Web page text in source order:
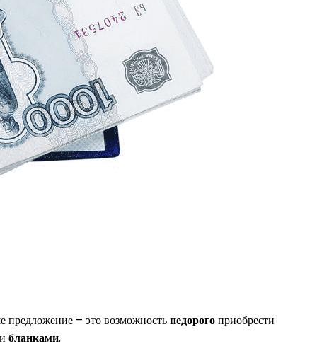
предложение – это возможностьнедорогоприобрести
бланками.